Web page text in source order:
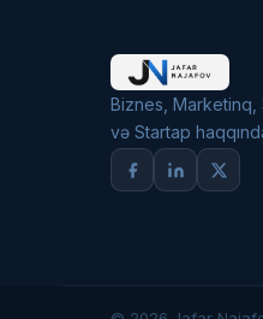
Biznes, Marketinq,
və Startap